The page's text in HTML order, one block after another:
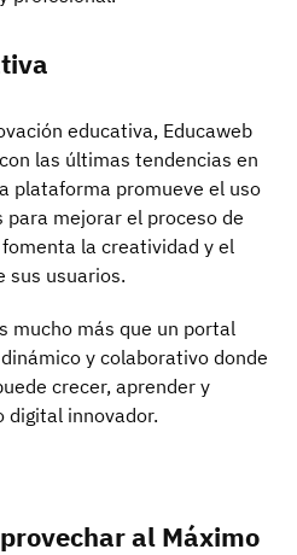
educativa, Educaweb
las últimas tendencias en
plataforma promueve el uso
mejorar el proceso de
la creatividad y el
sus usuarios.
mucho más que un portal
y colaborativo donde
crecer, aprender y
digital innovador.
al Máximo